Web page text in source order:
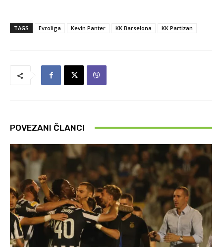
TAGS Evroliga Kevin Panter KK Barselona KK Partizan
POVEZANI ČLANCI